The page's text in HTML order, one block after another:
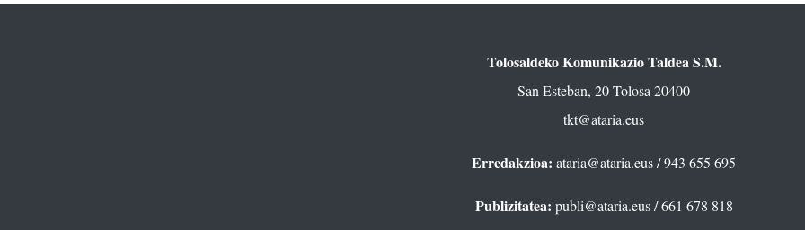
Tolosaldeko Komunikazio Taldea S.M.
San Esteban, 20 Tolosa 20400
tkt@ataria.eus
Erredakzioa: ataria@ataria.eus/ 943 655 695
Publizitatea: publi@ataria.eus/ 661 678 818